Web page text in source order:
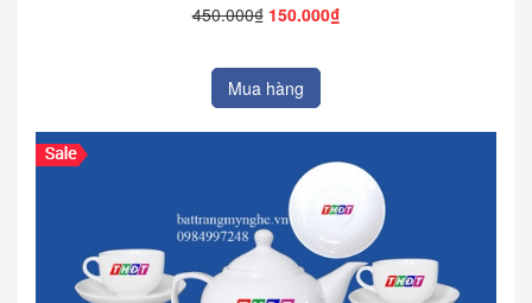
450.000₫ 150.000₫
Mua hàng